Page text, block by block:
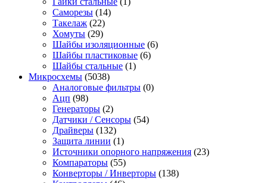
Саморезы (14)
Такелаж (22)
Хомуты (29)
Шайбы изоляционные (6)
Шайбы пластиковые (6)
Шайбы стальные (1)
Микросхемы (5038)
Аналоговые фильтры (0)
Ацп (98)
Генераторы (2)
Датчики / Сенсоры (54)
Драйверы (132)
Защита линии (1)
Источники опорного напряжения (23)
Компараторы (55)
Конверторы / Инверторы (138)